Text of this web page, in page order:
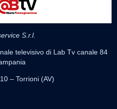
S.r.l.
televisivo di Lab Tv canale 84
– Torrioni (AV)